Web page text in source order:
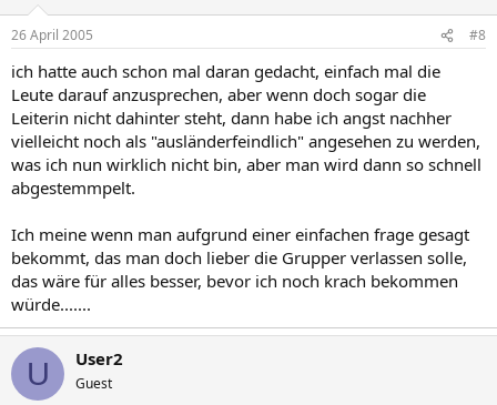
26 April 2005 #8
ich hatte auch schon mal daran gedacht, einfach mal die
Leute darauf anzusprechen, aber wenn doch sogar die
Leiterin nicht dahinter steht, dann habe ich angst nachher
vielleicht noch als "ausländerfeindlich" angesehen zu werden,
was ich nun wirklich nicht bin, aber man wird dann so schnell
abgestemmpelt.
Ich meine wenn man aufgrund einer einfachen frage gesagt
bekommt, das man doch lieber die Grupper verlassen solle,
das wäre für alles besser, bevor ich noch krach bekommen
würde.......
U User2
Guest